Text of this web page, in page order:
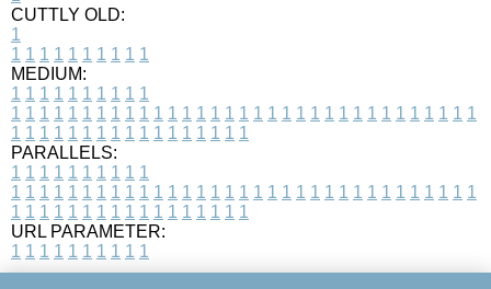
CUTTLY OLD:
1
1 1 1 1 1 1 1 1 1 1
MEDIUM:
1 1 1 1 1 1 1 1 1 1
1 1 1 1 1 1 1 1 1 1 1 1 1 1 1 1 1 1 1 1 1 1 1 1 1 1 1 1 1 1 1 1 1
1 1 1 1 1 1 1 1 1 1 1 1 1 1 1 1 1
PARALLELS:
1 1 1 1 1 1 1 1 1 1
1 1 1 1 1 1 1 1 1 1 1 1 1 1 1 1 1 1 1 1 1 1 1 1 1 1 1 1 1 1 1 1 1
1 1 1 1 1 1 1 1 1 1 1 1 1 1 1 1 1
URL PARAMETER:
1 1 1 1 1 1 1 1 1 1